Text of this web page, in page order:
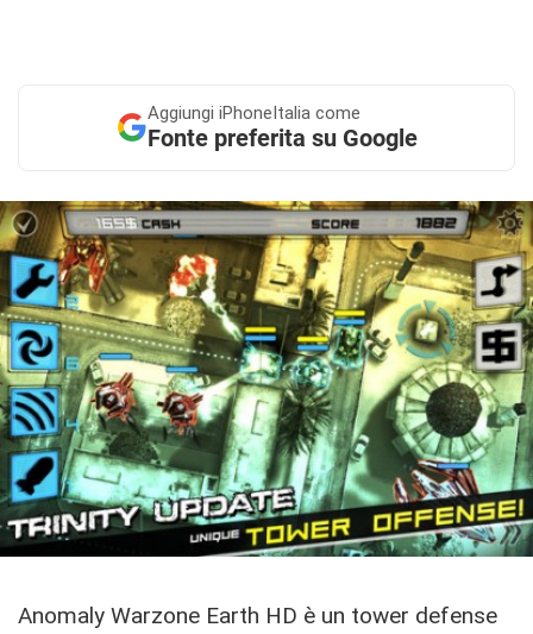
Aggiungi iPhoneItalia come
Fonte preferita su Google
Anomaly Warzone Earth HD è un tower defense